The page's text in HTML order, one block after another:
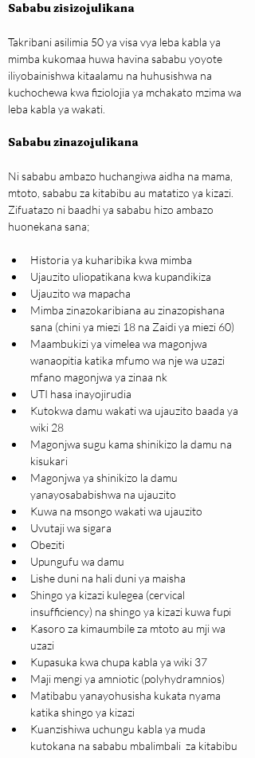
Sababu zisizojulikana
Takribani asilimia 50 ya visa vya leba kabla ya
mimba kukomaa huwa havina sababu yoyote
iliyobainishwa kitaalamu na huhusishwa na
kuchochewa kwa fiziolojia ya mchakato mzima wa
leba kabla ya wakati.
Sababu zinazojulikana
Ni sababu ambazo huchangiwa aidha na mama,
mtoto, sababu za kitabibu au matatizo ya kizazi.
Zifuatazo ni baadhi ya sababu hizo ambazo
huonekana sana;
Historia ya kuharibika kwa mimba
Ujauzito uliopatikana kwa kupandikiza
Ujauzito wa mapacha
Mimba zinazokaribiana au zinazopishana
sana (chini ya miezi 18 na Zaidi ya miezi 60)
Maambukizi ya vimelea wa magonjwa
wanaopitia katika mfumo wa nje wa uzazi
mfano magonjwa ya zinaa nk
UTI hasa inayojirudia
Kutokwa damu wakati wa ujauzito baada ya
wiki 28
Magonjwa sugu kama shinikizo la damu na
kisukari
Magonjwa ya shinikizo la damu
yanayosababishwa na ujauzito
Kuwa na msongo wakati wa ujauzito
Uvutaji wa sigara
Obeziti
Upungufu wa damu
Lishe duni na hali duni ya maisha
Shingo ya kizazi kulegea (cervical
insufficiency) na shingo ya kizazi kuwa fupi
Kasoro za kimaumbile za mtoto au mji wa
uzazi
Kupasuka kwa chupa kabla ya wiki 37
Maji mengi ya amniotic (polyhydramnios)
Matibabu yanayohusisha kukata nyama
katika shingo ya kizazi
Kuanzishiwa uchungu kabla ya muda
kutokana na sababu mbalimbali  za kitabibu